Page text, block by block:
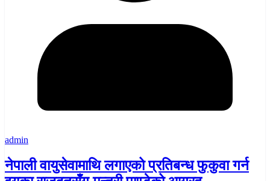
admin
नेपाली वायुसेवामाथि लगाएको प्रतिबन्ध फुकुवा गर्न